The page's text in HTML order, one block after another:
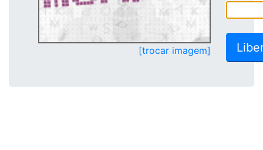
[trocar imagem]